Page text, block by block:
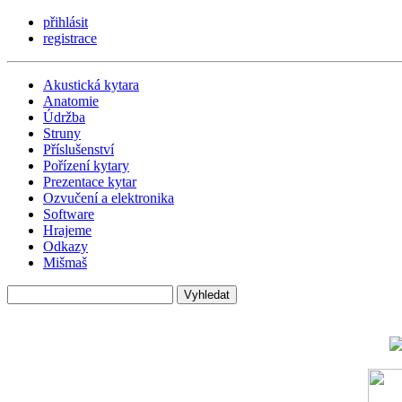
přihlásit
registrace
Akustická kytara
Anatomie
Údržba
Struny
Příslušenství
Pořízení kytary
Prezentace kytar
Ozvučení a elektronika
Software
Hrajeme
Odkazy
Mišmaš